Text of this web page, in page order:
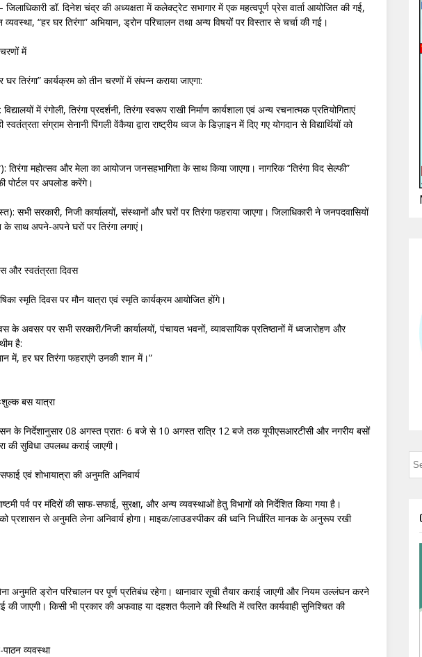
डॉ. दिनेश चंद्र की अध्यक्षता में कलेक्ट्रेट सभागार में एक महत्वपूर्ण प्रेस वार्ता आयोजित की गई,
व्यवस्था, “हर घर तिरंगा” अभियान, ड्रोन परिचालन तथा अन्य विषयों पर विस्तार से चर्चा की गई।
में
घर तिरंगा” कार्यक्रम को तीन चरणों में संपन्न कराया जाएगा:
में रंगोली, तिरंगा प्रदर्शनी, तिरंगा स्वरूप राखी निर्माण कार्यशाला एवं अन्य रचनात्मक प्रतियोगिताएं
संग्राम सेनानी पिंगली वेंकैया द्वारा राष्ट्रीय ध्वज के डिज़ाइन में दिए गए योगदान से विद्यार्थियों को
महोत्सव और मेला का आयोजन जनसहभागिता के साथ किया जाएगा। नागरिक “तिरंगा विद सेल्फी”
पोर्टल पर अपलोड करेंगे।
सरकारी, निजी कार्यालयों, संस्थानों और घरों पर तिरंगा फहराया जाएगा। जिलाधिकारी ने जनपदवासियों
साथ अपने-अपने घरों पर तिरंगा लगाएं।
और स्वतंत्रता दिवस
स्मृति दिवस पर मौन यात्रा एवं स्मृति कार्यक्रम आयोजित होंगे।
के अवसर पर सभी सरकारी/निजी कार्यालयों, पंचायत भवनों, व्यावसायिक प्रतिष्ठानों में ध्वजारोहण और
है:
में, हर घर तिरंगा फहराएंगे उनकी शान में।”
बस यात्रा
के निर्देशानुसार 08 अगस्त प्रातः 6 बजे से 10 अगस्त रात्रि 12 बजे तक यूपीएसआरटीसी और नगरीय बसों
की सुविधा उपलब्ध कराई जाएगी।
एवं शोभायात्रा की अनुमति अनिवार्य
पर्व पर मंदिरों की साफ-सफाई, सुरक्षा, और अन्य व्यवस्थाओं हेतु विभागों को निर्देशित किया गया है।
प्रशासन से अनुमति लेना अनिवार्य होगा। माइक/लाउडस्पीकर की ध्वनि निर्धारित मानक के अनुरूप रखी
अनुमति ड्रोन परिचालन पर पूर्ण प्रतिबंध रहेगा। थानावार सूची तैयार कराई जाएगी और नियम उल्लंघन करने
की जाएगी। किसी भी प्रकार की अफवाह या दहशत फैलाने की स्थिति में त्वरित कार्यवाही सुनिश्चित की
पाठन व्यवस्था